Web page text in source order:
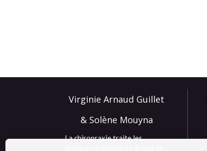
Virginie Arnaud Guillet
& Solène Mouyna
La chiropraxie traite les